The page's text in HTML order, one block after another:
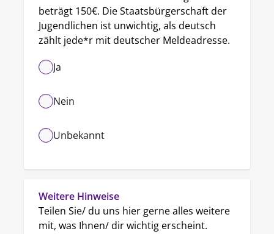
beträgt 150€. Die Staatsbürgerschaft der
Jugendlichen ist unwichtig, als deutsch
zählt jede*r mit deutscher Meldeadresse.
Ja
Nein
Unbekannt
Weitere Hinweise
Teilen Sie/ du uns hier gerne alles weitere
mit, was Ihnen/ dir wichtig erscheint.